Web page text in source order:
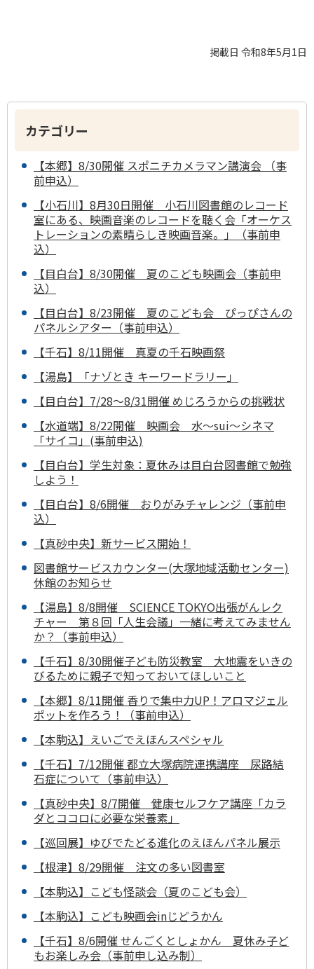
掲載日 令和8年5月1日
カテゴリー
【本郷】8/30開催 スポニチカメラマン講演会 （事
前申込）
【小石川】8月30日開催 小石川図書館のレコード
室にある、映画音楽のレコードを聴く会「オーケス
トレーションの素晴らしき映画音楽。」（事前申
込）
【目白台】8/30開催 夏のこども映画会（事前申
込）
【目白台】8/23開催 夏のこども会 ぴっぴさんの
パネルシアター（事前申込）
【千石】8/11開催 真夏の千石映画祭
【湯島】「ナゾとき キーワードラリー」
【目白台】7/28～8/31開催 めじろうからの挑戦状
【水道端】8/22開催 映画会 水～sui～シネマ
「サイコ」(事前申込)
【目白台】学生対象：夏休みは目白台図書館で勉強
しよう！
【目白台】8/6開催 おりがみチャレンジ（事前申
込）
【真砂中央】新サービス開始！
図書館サービスカウンター(大塚地域活動センター)
休館のお知らせ
【湯島】8/8開催 SCIENCE TOKYO出張がんレク
チャー 第８回「人生会議」一緒に考えてみません
か？（事前申込）
【千石】8/30開催子ども防災教室 大地震をいきの
びるために親子で知っておいてほしいこと
【本郷】8/11開催 香りで集中力UP！アロマジェル
ポットを作ろう！（事前申込）
【本駒込】えいごでえほんスペシャル
【千石】7/12開催 都立大塚病院連携講座 尿路結
石症について（事前申込）
【真砂中央】8/7開催 健康セルフケア講座「カラ
ダとココロに必要な栄養素」
【巡回展】ゆびでたどる進化のえほんパネル展示
【根津】8/29開催 注文の多い図書室
【本駒込】こども怪談会（夏のこども会）
【本駒込】こども映画会inじどうかん
【千石】8/6開催 せんごくとしょかん 夏休み子ど
もお楽しみ会（事前申し込み制）